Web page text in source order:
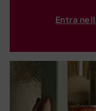
Entra